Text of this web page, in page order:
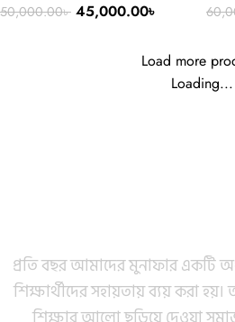
50,000.00৳ 45,000.00৳
Load more
Loading...
প্রতি বছর আমাদের মুনাফার একটি
শিক্ষার্থীদের সহায়তায় ব্যয় করা হয়।